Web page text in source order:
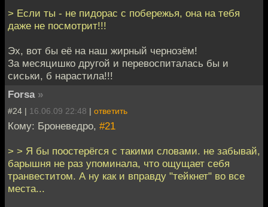
> Если ты - не пидорас с побережья, она на тебя
даже не посмотрит!!!
Эх, вот бы её на наш жирный чернозём!
За месяцишко другой и перевоспиталась бы и
сиськи, б нарастила!!!
Forsa »
#24 | 16.06.09 22:48 | ответить
Кому: Броневедро, #21
> > Я бы поостерёгся с такими словами. не забывай,
барышня не раз упоминала, что ощущает себя
транвеститом. А ну как и вправду "тейкнет" во все
места...